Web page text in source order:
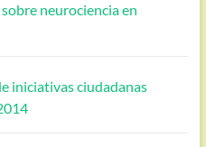
neurociencia en
iniciativas ciudadanas